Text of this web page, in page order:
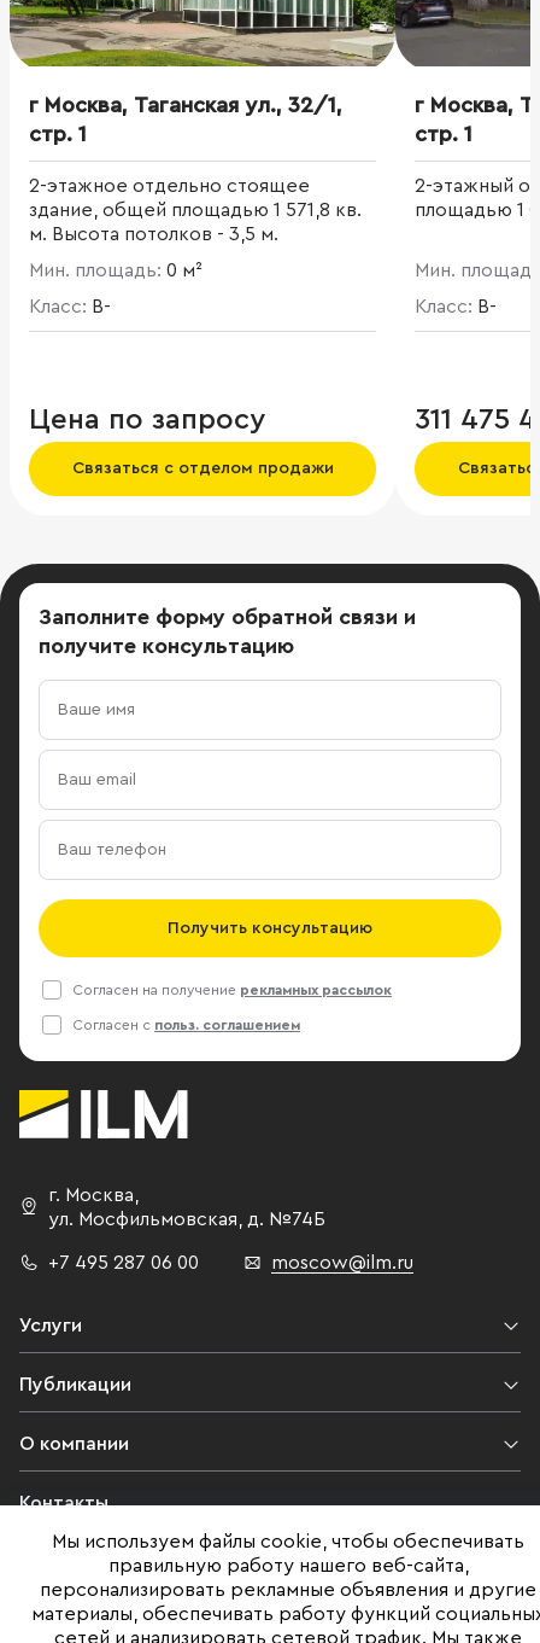
г Москва, Таганская ул., 32/1,
стр. 1
2-этажное отдельно стоящее
здание, общей площадью 1 571,8 кв.
м. Высота потолков - 3,5 м.
Мин. площадь: 0 м²
Класс: B-
Цена по запросу
Связаться с отделом продажи
г Москва,
стр. 1
2-этажный
площадью 1
Мин.
Класс: B-
311 475
Заполните форму обратной связи и
получите консультацию
Получить консультацию
Согласен на получение рекламных рассылок
Согласен с польз. соглашением
г. Москва,
ул. Мосфильмовская, д. №74Б
+7 495 287 06 00 moscow@ilm.ru
Услуги
Публикации
О компании
Контакты
Юридическая информация
Мы используем файлы cookie, чтобы обеспечивать
правильную работу нашего веб-сайта,
персонализировать рекламные объявления и другие
материалы, обеспечивать работу функций
сетей и анализировать сетевой трафик. Мы также